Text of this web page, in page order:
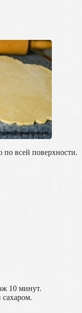
по всей поверхности.
10 минут.